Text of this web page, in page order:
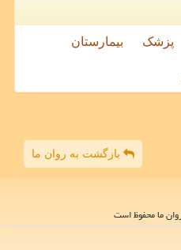
پزشک بیمارستان
بازگشت به روان ما